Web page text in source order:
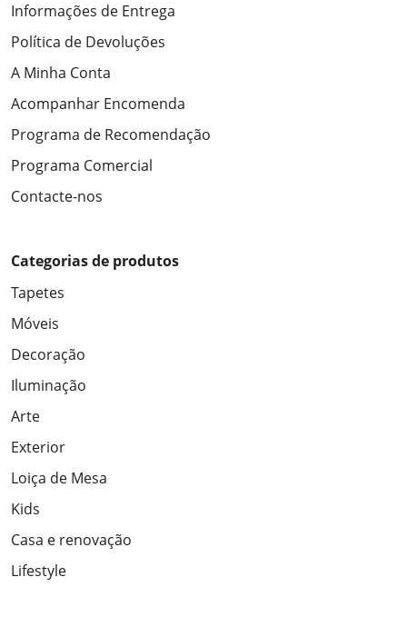
Informações de Entrega
Política de Devoluções
A Minha Conta
Acompanhar Encomenda
Programa de Recomendação
Programa Comercial
Contacte-nos
Categorias de produtos
Tapetes
Móveis
Decoração
Iluminação
Arte
Exterior
Loiça de Mesa
Kids
Casa e renovação
Lifestyle